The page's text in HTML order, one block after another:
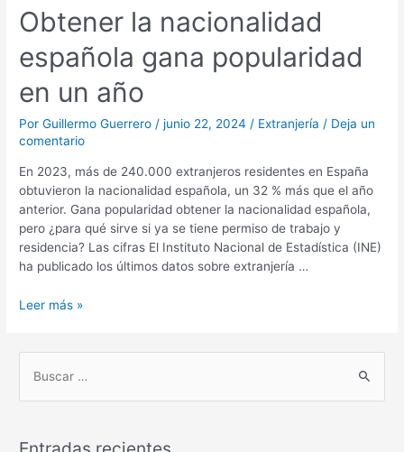
Obtener la nacionalidad
española gana popularidad
en un año
PorGuillermo Guerrero /junio 22, 2024 / Extranjería / Deja un
comentario
En 2023, más de 240.000 extranjeros residentes en España
obtuvieron la nacionalidad española, un 32 % más que el año
anterior. Gana popularidad obtener la nacionalidad española,
pero ¿para qué sirve si ya se tiene permiso de trabajo y
residencia? Las cifras El Instituto Nacional de Estadística (INE)
ha publicado los últimos datos sobre extranjería …
Leer más »
u